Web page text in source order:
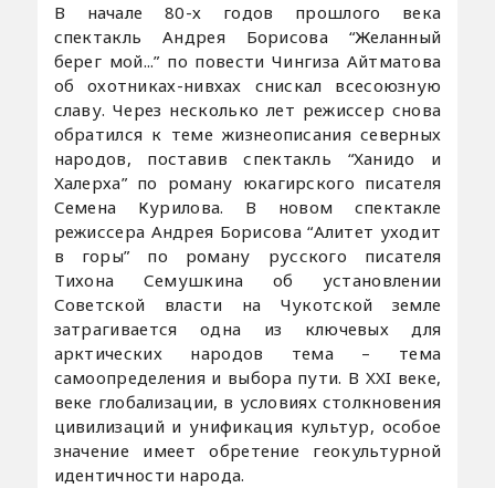
В начале 80-х годов прошлого века
спектакль Андрея Борисова “Желанный
берег мой...” по повести Чингиза Айтматова
об охотниках-нивхах снискал всесоюзную
славу. Через несколько лет режиссер снова
обратился к теме жизнеописания северных
народов, поставив спектакль “Ханидо и
Халерха” по роману юкагирского писателя
Семена Курилова. В новом спектакле
режиссера Андрея Борисова “Алитет уходит
в горы” по роману русского писателя
Тихона Семушкина об установлении
Советской власти на Чукотской земле
затрагивается одна из ключевых для
арктических народов тема – тема
самоопределения и выбора пути. В XXI веке,
веке глобализации, в условиях столкновения
цивилизаций и унификация культур, особое
значение имеет обретение геокультурной
идентичности народа.